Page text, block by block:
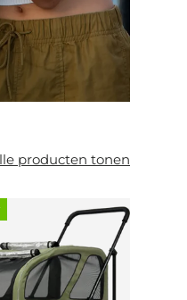
producten tonen